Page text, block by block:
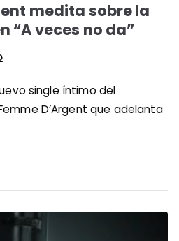
medita sobre la
“A veces no da”
single íntimo del
D’Argent que adelanta